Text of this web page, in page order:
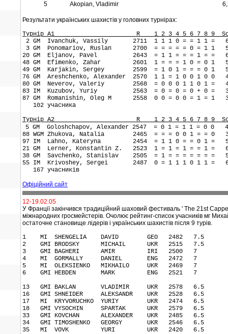
5
Akopian, Vladimir
Результати українських шахистів у головних турнірах:
Турнір А1 R 1 2 3 4 5 6 7 8 9 Score
2 GM Ivanchuk, Vassily 2711 1 1 1 0 = = 1 1
3 GM Ponomariov, Ruslan 2700 = = = = = 0 = 1
20 GM Eljanov, Pavel 2643 = 1 1 = = = 1 =
48 GM Efimenko, Zahar 2601 1 = = = 1 0 = 0
49 GM Karjakin, Sergey 2599 = 1 0 1 = = = 0
76 GM Areshchenko, Alexander 2570 1 1 = 1 0 0 1 0
80 GM Neverov, Valeriy 2568 = 0 0 0 1 1 0 1
83 IM Kuzubov, Yuriy 2563 = 0 = 0 = 0 + 0 =
87 GM Romanishin, Oleg M 2558 0 0 = 0 0 = 1 =
102 учасника
Турнір А2 R 1 2 3 4 5 6 7 8 9
5 GM Goloshchapov, Alexander 2547 = 0 1 = 1 1 = 0 0
88 WGM Zhukova, Natalia 2465 = = = 0 0 1 = = 0
97 IM Lahno, Kateryna 2454 = 1 1 0 = = 0 1 =
21 GM Lerner, Konstantin Z. 2523 1 = 1 = 1 = = 1 =
38 GM Savchenko, Stanislav 2505 = 1 = = = = = = =
55 IM Krivoshey, Sergei 2487 0 = 1 1 1 0 1 1 =
167 учасників
Офіційний сайт
12-19.02.05
У Франції закінчився традиційний шаховий фестиваль ' The 21st
міжнародних гросмейстерів. Очолює рейтинг-список учасників мг
остаточне становище лідерів і українських шахистів після 9 турів.
1 MI SHENGELIA DAVID GEO 2482 7.5
2 GMI BRODSKY MICHAIL UKR 2515 7.5
3 GMI BAGHERI AMIR IRI 2500 7
4 MI GORMALLY DANIEL ENG 2472 7
5 MI OLEKSIENKO MIKHAILO UKR 2469 7
6 GMI HEBDEN MARK ENG 2521 7
13 GMI BAKLAN VLADIMIR UKR 2578 6.5
16 GMI SHNEIDER ALEKSANDR UKR 2528 6.5
17 MI KRYVORUCHKO YURIY UKR 2474 6.5
18 GMI VYSOCHIN SPARTAK UKR 2579 6.5
33 GMI KOVCHAN ALEXANDER UKR 2485 6.5
34 GMI TIMOSHENKO GEORGY UKR 2546 6.5
35 MI VOVK YURI UKR 2420 6.5